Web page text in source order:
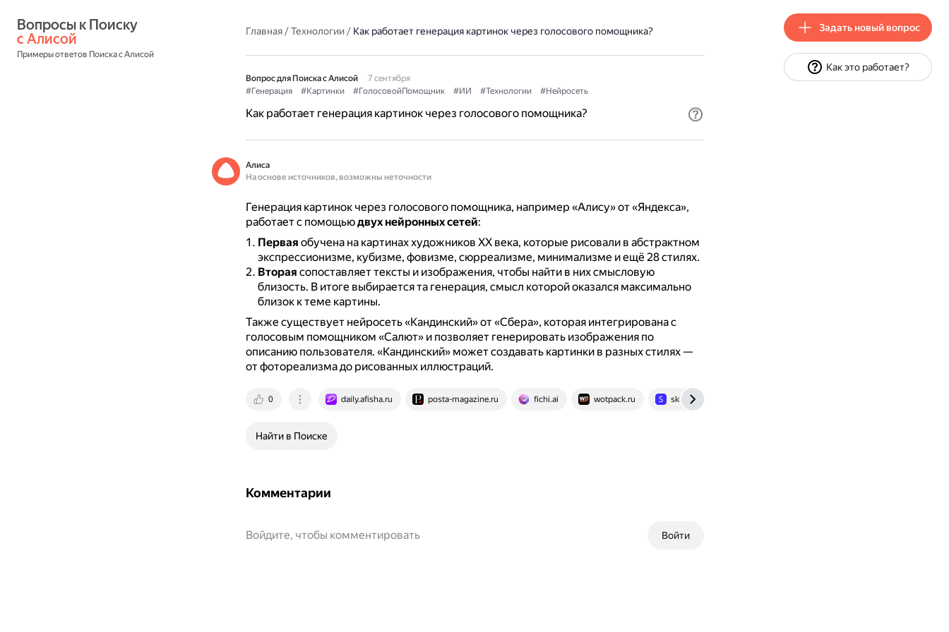
с Алисой
Примеры ответов Поиска с Алисой
Главная/Технологии/ Как работает генерация картинок через голосового помощника?
Вопрос для Поиска с Алисой
7 сентября
#Генерация
#Картинки #ГолосовойПомощник #ИИ #Технологии #Нейросеть
Как работает генерация картинок через голосового помощника?
Алиса
На основе источников, возможны неточности
Генерация картинок через голосового помощника, например «Алису» от «Яндекса»,
работает с помощьюдвух нейронных сетей:
Первая обучена на картинах художников XX века, которые рисовали в абстрактном
экспрессионизме, кубизме, фовизме, сюрреализме, минимализме и ещё 28 стилях.
Вторая сопоставляет тексты и изображения, чтобы найти в них смысловую
близость. В итоге выбирается та генерация, смысл которой оказался максимально
близок к теме картины.
Также существует нейросеть «Кандинский» от «Сбера», которая интегрирована с
голосовым помощником «Салют» и позволяет генерировать изображения по
описанию пользователя. «Кандинский» может создавать картинки в разных стилях —
от фотореализма до рисованных иллюстраций.
0 daily.afisha.ru posta-magazine.ru fichi.ai wotpack.ru skillbox.ru
Найти в Поиске
Комментарии
Войти
Войдите, чтобы комментировать
Задать новый вопрос
Как это работает?